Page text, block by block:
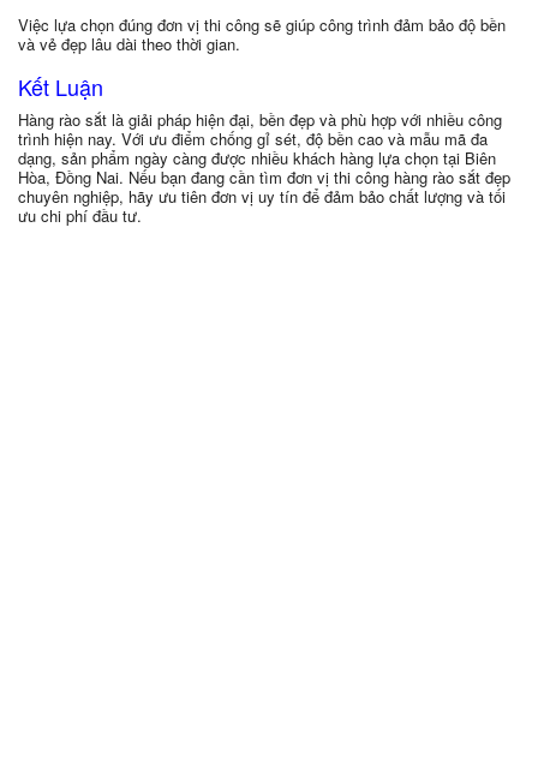
Việc lựa chọn đúng đơn vị thi công sẽ giúp công trình đảm bảo độ bền
và vẻ đẹp lâu dài theo thời gian.
Kết Luận
Hàng rào sắt là giải pháp hiện đại, bền đẹp và phù hợp với nhiều công
trình hiện nay. Với ưu điểm chống gỉ sét, độ bền cao và mẫu mã đa
dạng, sản phẩm ngày càng được nhiều khách hàng lựa chọn tại Biên
Hòa, Đồng Nai. Nếu bạn đang cần tìm đơn vị thi công hàng rào sắt đẹp
chuyên nghiệp, hãy ưu tiên đơn vị uy tín để đảm bảo chất lượng và tối
ưu chi phí đầu tư.